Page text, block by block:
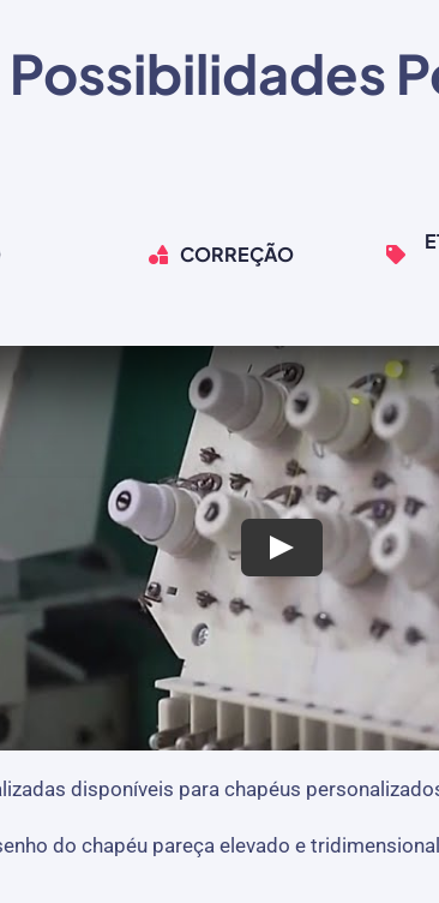
Possibilidades
CORREÇÃO
disponíveis para chapéus
do chapéu pareça elevado e